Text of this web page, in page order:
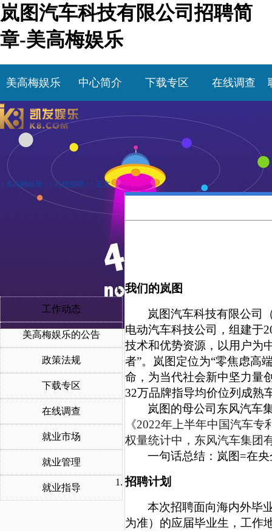
岚图汽车科技有限公司招聘简
章-美高梅娱乐
美高梅娱乐 中心简介 下载专区 在线调查
> 美高梅娱乐 >> 在线招聘 >> 正文
工作动态
美高梅娱乐的公告
政策法规
下载专区
在线调查
就业市场
就业管理
就业指导
我们的岚图
岚图汽车科技有限公司
电动汽车科技公司，组建于2
技术和优势资源，以用户为
者”。岚图定位为“零焦虑高
命，为当代社会新中坚力量
32万品牌指导均价位列成熟
岚图的母公司东风汽车
《2022年上半年中国汽车专
权量统计中，东风汽车集团
一句话总结：岚图=在央
招聘计划
本次招聘面向海内外毕
为准）的应届毕业生，工作